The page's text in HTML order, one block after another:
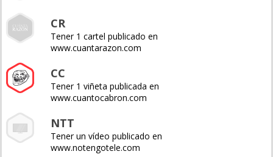
CR
Tener 1 cartel publicado en
www.cuantarazon.com
CC
Tener 1 viñeta publicada en
www.cuantocabron.com
NTT
Tener un vídeo publicado en
www.notengotele.com